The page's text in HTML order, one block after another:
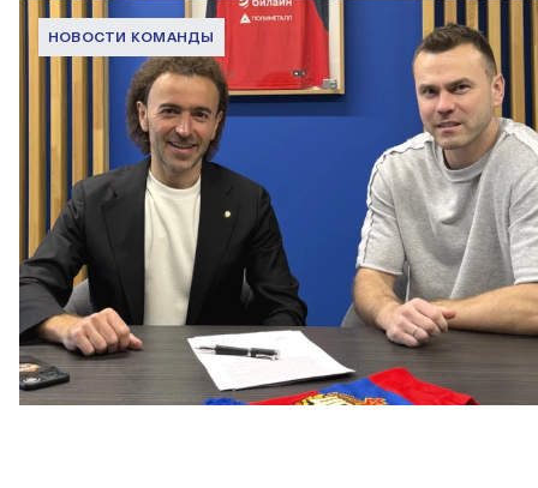
НОВОСТИ КОМАНДЫ
Капитан – с нами!
2 ИЮНЯ 2026 12:55